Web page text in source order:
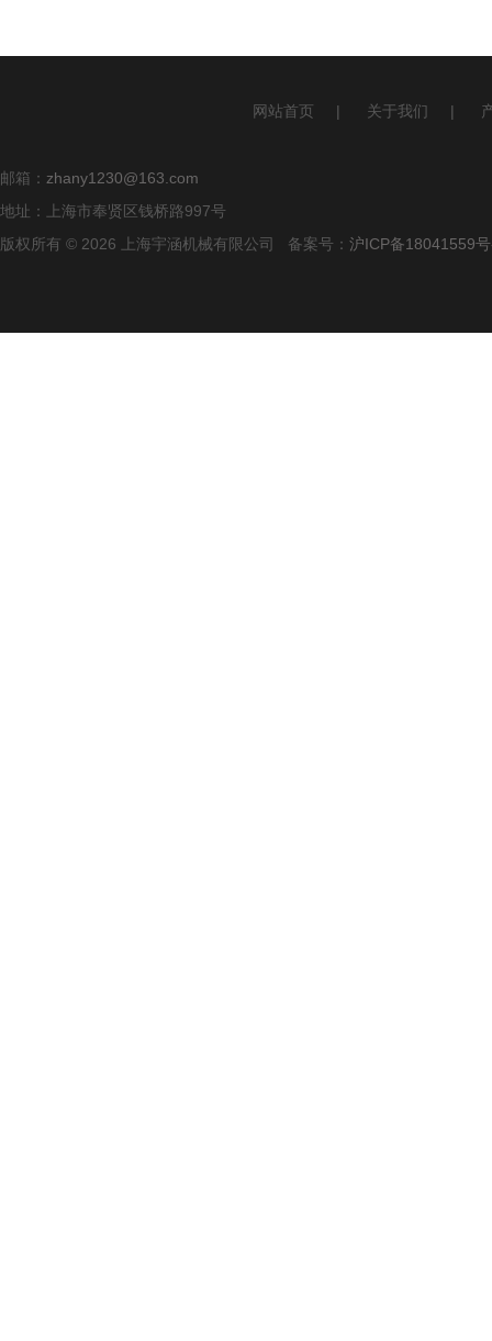
网站首页 | 关于我们 |
邮箱： zhany1230@163.com
地址：上海市奉贤区钱桥路997号
版权所有 © 2026 上海宇涵机械有限公司 备案号： 沪ICP备18041559